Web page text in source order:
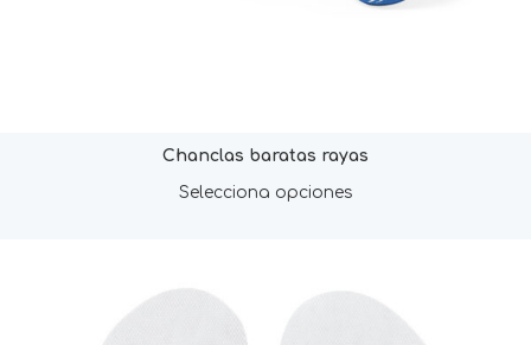
Chanclas baratas rayas
Selecciona opciones